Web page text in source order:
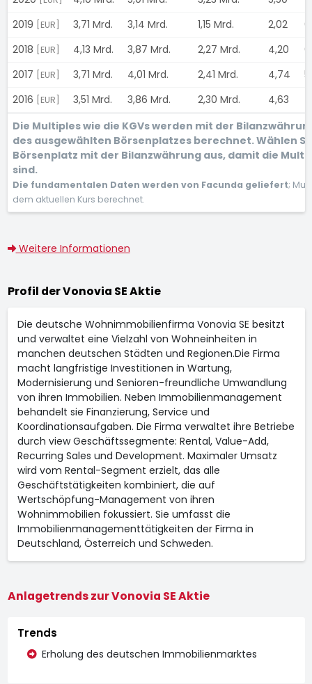
2019
[EUR] 3,71 Mrd. 3,14 Mrd. 1,15 Mrd. 2,02
2018
[EUR] 4,13 Mrd. 3,87 Mrd. 2,27 Mrd. 4,20
2017
[EUR] 3,71 Mrd. 4,01 Mrd. 2,41 Mrd. 4,74
2016
[EUR] 3,51 Mrd. 3,86 Mrd. 2,30 Mrd. 4,63
Die Multiples wie die KGVs werden mit der
des ausgewählten Börsenplatzes berechnet. Wählen
Börsenplatz mit der Bilanzwährung aus, damit die
sind.
Die fundamentalen Daten werden von Facunda geliefert;
dem aktuellen Kurs berechnet.
Weitere Informationen
Profil der Vonovia SE Aktie
Die deutsche Wohnimmobilienfirma Vonovia SE besitzt
und verwaltet eine Vielzahl von Wohneinheiten in
manchen deutschen Städten und Regionen.Die Firma
macht langfristige Investitionen in Wartung,
Modernisierung und Senioren-freundliche Umwandlung
von ihren Immobilien. Neben Immobilienmanagement
behandelt sie Finanzierung, Service und
Koordinationsaufgaben. Die Firma verwaltet ihre Betriebe
durch view Geschäftssegmente: Rental, Value-Add,
Recurring Sales und Development. Maximaler Umsatz
wird vom Rental-Segment erzielt, das alle
Geschäftstätigkeiten kombiniert, die auf
Wertschöpfung-Management von ihren
Wohnimmobilien fokussiert. Sie umfasst die
Immobilienmanagementtätigkeiten der Firma in
Deutschland, Österreich und Schweden.
Anlagetrends zur Vonovia SE Aktie
Trends
Erholung des deutschen Immobilienmarktes